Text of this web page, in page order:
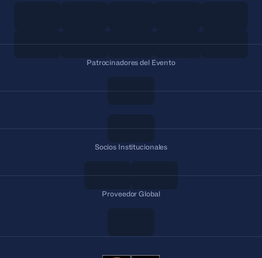
Patrocinadores del Evento
Socios Institucionales
Proveedor Global